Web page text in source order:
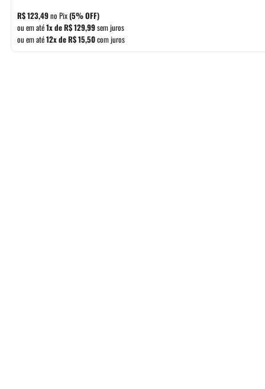
R$123,49no Pix(5% OFF)
ou em até1x deR$129,99sem juros
ou em até12x deR$15,50com juros